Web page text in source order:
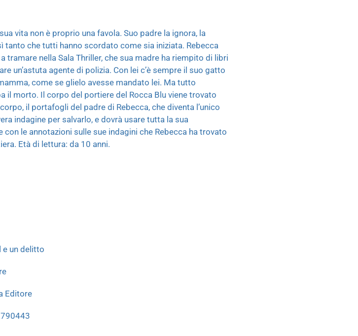
vita non è proprio una favola. Suo padre la ignora, la
tanto che tutti hanno scordato come sia iniziata. Rebecca
tramare nella Sala Thriller, che sua madre ha riempito di libri
un’astuta agente di polizia. Con lei c’è sempre il suo gatto
come se glielo avesse mandato lei. Ma tutto
il morto. Il corpo del portiere del Rocca Blu viene trovato
il portafogli del padre di Rebecca, che diventa l’unico
indagine per salvarlo, e dovrà usare tutta la sua
le annotazioni sulle sue indagini che Rebecca ha trovato
Età di lettura: da 10 anni.
e un delitto
Editore